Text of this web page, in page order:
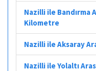
Nazilli ile Bandırma
Kilometre
Nazilli ile Aksaray
Nazilli ile Yolaltı